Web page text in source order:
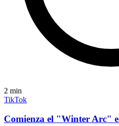
2 min
TikTok
Comienza el "Winter Arc"